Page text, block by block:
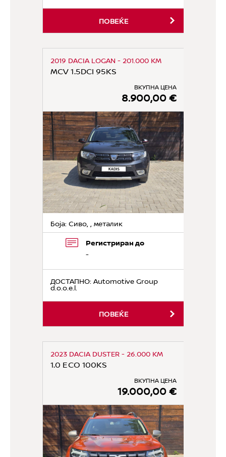
ПОВЕЌЕ
2019 DACIA LOGAN - 201.000 KM
MCV 1.5DCI 95KS
ВКУПНА ЦЕНА
8.900,00 €
Боја: Сиво, , металик
Регистриран до
-
ДОСТАПНО: Automotive Group
d.o.o.e.l.
ПОВЕЌЕ
2023 DACIA DUSTER - 26.000 KM
1.0 ECO 100KS
ВКУПНА ЦЕНА
19.000,00 €